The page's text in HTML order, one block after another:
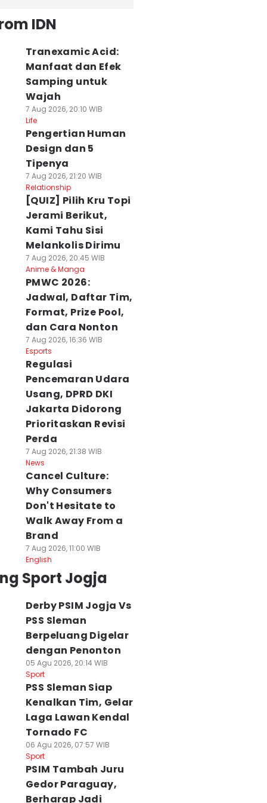
IDN
Tranexamic Acid:
Manfaat dan Efek
Samping untuk
Wajah
7 Aug 2026, 20:10 WIB
Life
Pengertian Human
Design dan 5
Tipenya
7 Aug 2026, 21:20 WIB
Relationship
[QUIZ] Pilih Kru Topi
Jerami Berikut,
Kami Tahu Sisi
Melankolis Dirimu
7 Aug 2026, 20:45 WIB
Anime & Manga
PMWC 2026:
Jadwal, Daftar Tim,
Format, Prize Pool,
dan Cara Nonton
7 Aug 2026, 16:36 WIB
Esports
Regulasi
Pencemaran Udara
Usang, DPRD DKI
Jakarta Didorong
Prioritaskan Revisi
Perda
7 Aug 2026, 21:38 WIB
News
Cancel Culture:
Why Consumers
Don't Hesitate to
Walk Away From a
Brand
7 Aug 2026, 11:00 WIB
English
Sport Jogja
Derby PSIM Jogja Vs
PSS Sleman
Berpeluang Digelar
dengan Penonton
05 Agu 2026, 20:14 WIB
Sport
PSS Sleman Siap
Kenalkan Tim, Gelar
Laga Lawan Kendal
Tornado FC
06 Agu 2026, 07:57 WIB
Sport
PSIM Tambah Juru
Gedor Paraguay,
Berharap Jadi